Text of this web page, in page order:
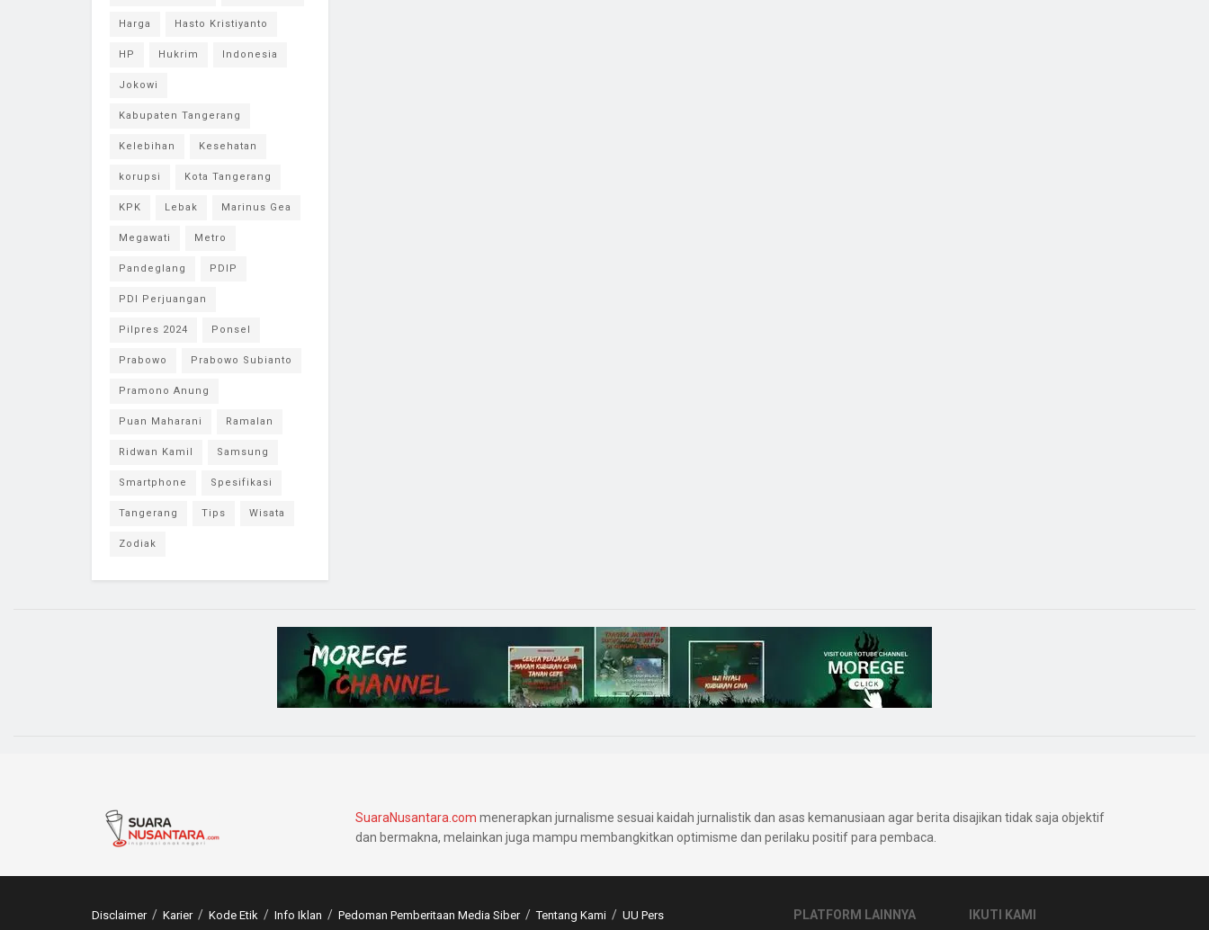
Harga Hasto Kristiyanto
HP Hukrim Indonesia
Jokowi
Kabupaten Tangerang
Kelebihan Kesehatan
korupsi Kota Tangerang
KPK Lebak Marinus Gea
Megawati Metro
Pandeglang PDIP
PDI Perjuangan
Pilpres 2024 Ponsel
Prabowo Prabowo Subianto
Pramono Anung
Puan Maharani Ramalan
Ridwan Kamil Samsung
Smartphone Spesifikasi
Tangerang Tips Wisata
Zodiak
SuaraNusantara.com menerapkan jurnalisme sesuai kaidah jurnalistik dan asas kemanusiaan agar berita disajikan tidak saja objektif
dan bermakna, melainkan juga mampu membangkitkan optimisme dan perilaku positif para pembaca.
Disclaimer Karier Kode Etik Info Iklan Pedoman Pemberitaan Media Siber Tentang Kami UU Pers PLATFORM LAINNYA IKUTI KAMI